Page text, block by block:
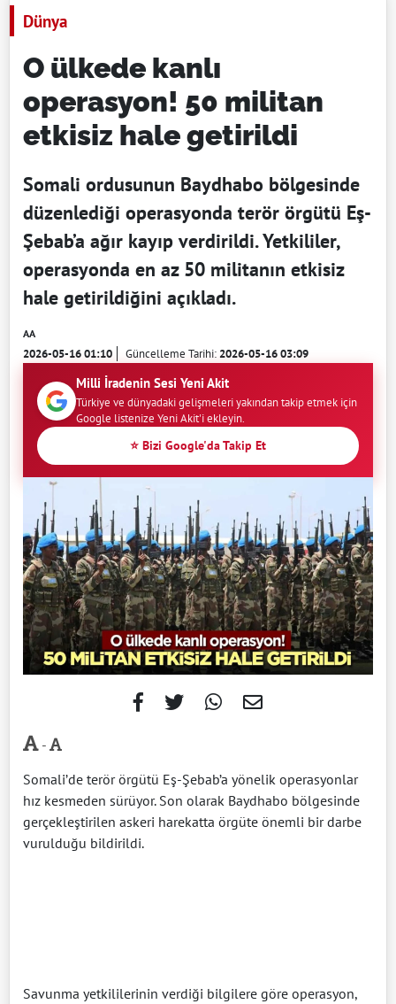
Dünya
O ülkede kanlı
operasyon! 50 militan
etkisiz hale getirildi
Somali ordusunun Baydhabo bölgesinde
düzenlediği operasyonda terör örgütü Eş-
Şebab’a ağır kayıp verdirildi. Yetkililer,
operasyonda en az 50 militanın etkisiz
hale getirildiğini açıkladı.
AA
2026-05-16 01:10 Güncelleme Tarihi:2026-05-16 03:09
Milli İradenin Sesi Yeni Akit
Türkiye ve dünyadaki gelişmeleri yakından takip etmek için
Google listenize Yeni Akit'i ekleyin.
⭐ Bizi Google'da Takip Et
-
Somali’de terör örgütü Eş-Şebab’a yönelik operasyonlar
hız kesmeden sürüyor. Son olarak Baydhabo bölgesinde
gerçekleştirilen askeri harekatta örgüte önemli bir darbe
vurulduğu bildirildi.
Savunma yetkililerinin verdiği bilgilere göre operasyon,